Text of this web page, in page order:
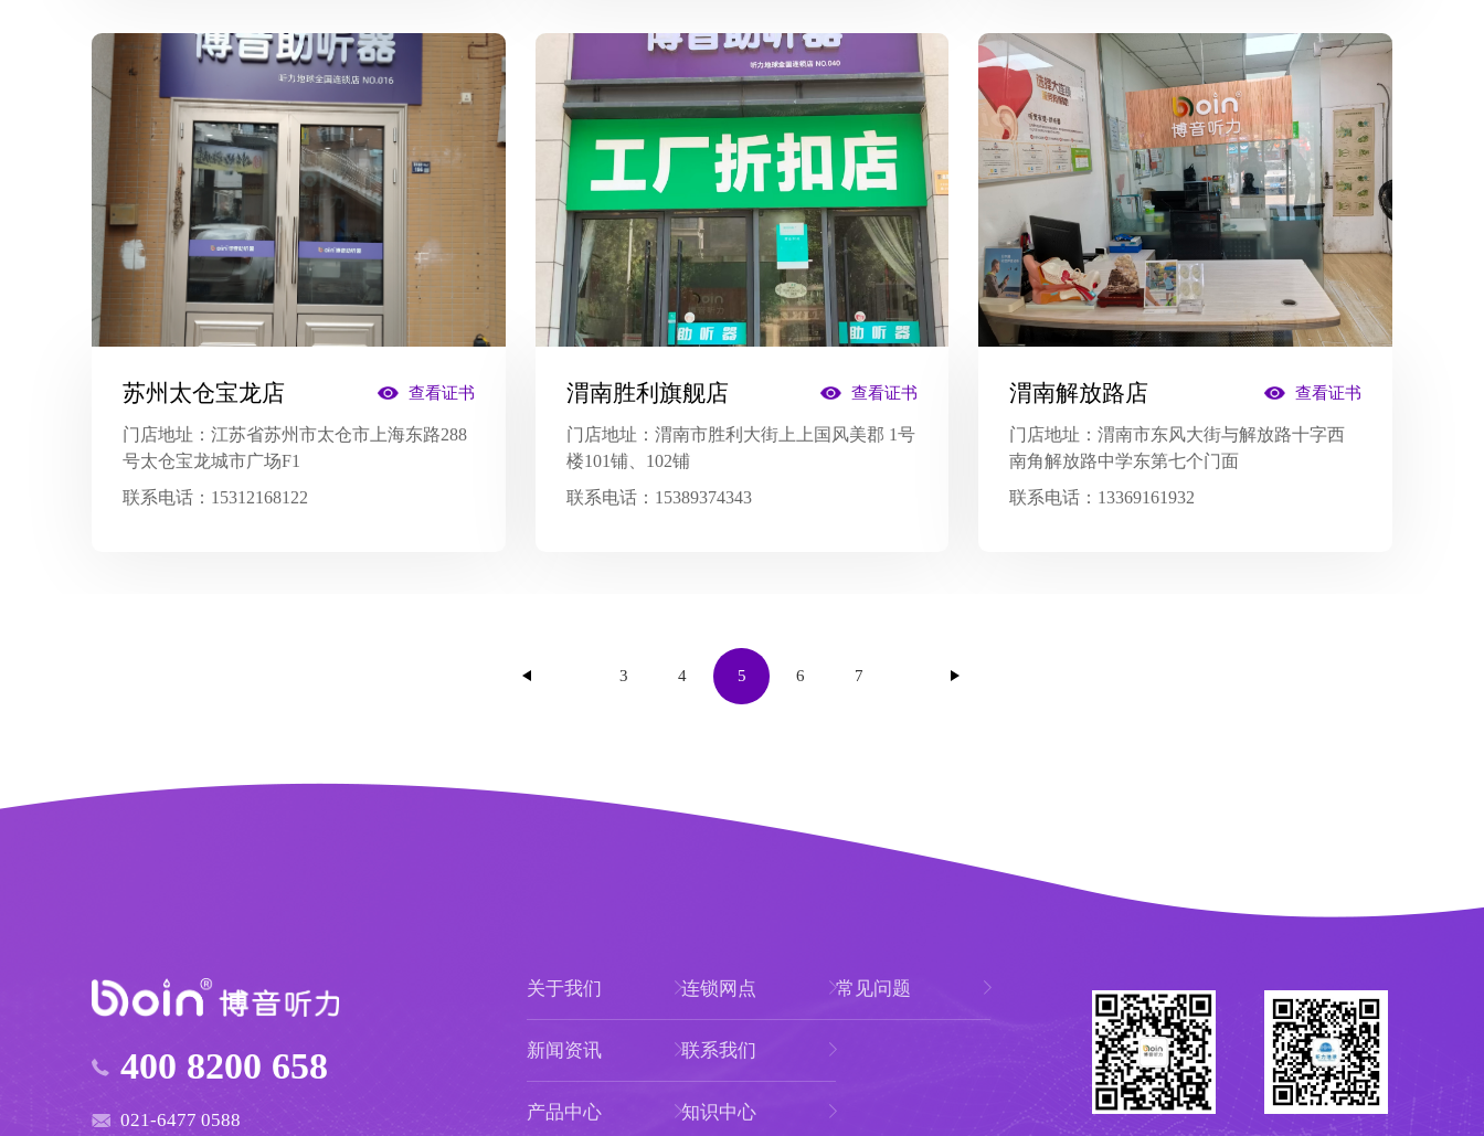
苏州太仓宝龙店 查看证书
门店地址：江苏省苏州市太仓市上海东路288
号太仓宝龙城市广场F1
联系电话： 15312168122
渭南胜利旗舰店 查看证书
门店地址： 渭南市胜利大街上上国风美郡 1号
楼101铺、102铺
联系电话： 15389374343
渭南解放路店 查看证书
门店地址：渭南市东风大街与解放路十字西
南角解放路中学东第七个门面
联系电话： 13369161932
3 4 5 6 7
400 8200 658
021-6477 0588
关于我们
新闻资讯
产品中心
连锁网点
联系我们
知识中心
常见问题